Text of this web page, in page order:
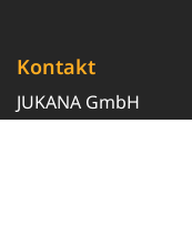
Kontakt
JUKANA GmbH